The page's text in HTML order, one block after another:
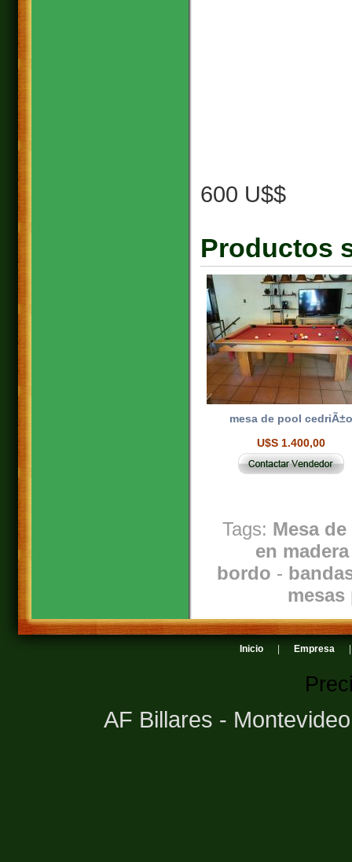
600 U$$
Productos
mesa de pool cedriÃ±o
U$S 1.400,00
Tags: Mesa
en
bordo -
Inicio Empresa
AF Billares -